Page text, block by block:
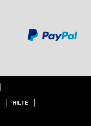
HILFE